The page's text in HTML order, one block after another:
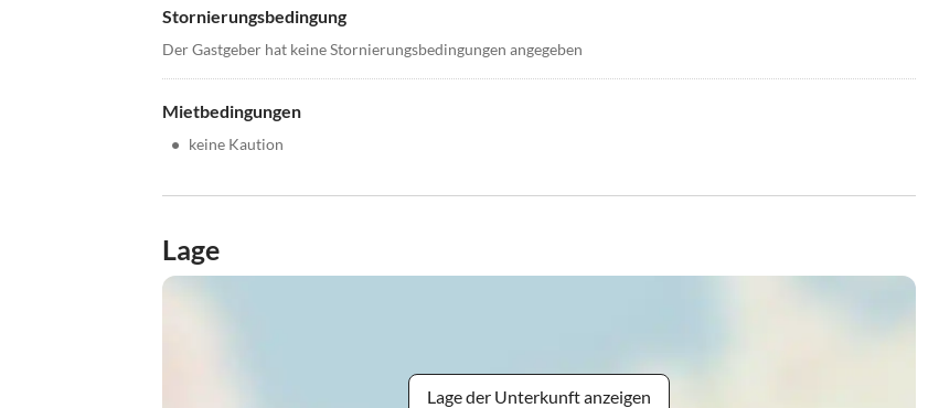
Stornierungsbedingung
Der Gastgeber hat keine Stornierungsbedingungen angegeben
Mietbedingungen
• keine Kaution
Lage
Lage der Unterkunft anzeigen